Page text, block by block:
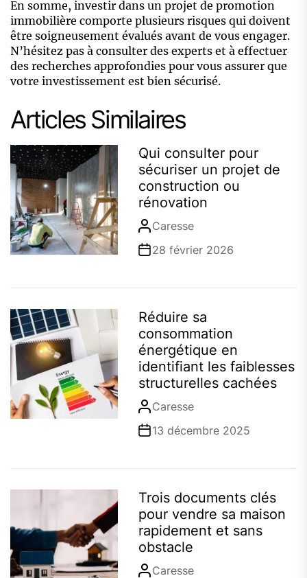
En somme, investir dans un projet de promotion
immobilière comporte plusieurs risques qui doivent
être soigneusement évalués avant de vous engager.
N’hésitez pas à consulter des experts et à effectuer
des recherches approfondies pour vous assurer que
votre investissement est bien sécurisé.
Articles Similaires
Qui consulter pour
sécuriser un projet de
construction ou
rénovation
Caresse
28 février 2026
Réduire sa
consommation
énergétique en
identifiant les faiblesses
structurelles cachées
Caresse
13 décembre 2025
Trois documents clés
pour vendre sa maison
rapidement et sans
obstacle
Caresse